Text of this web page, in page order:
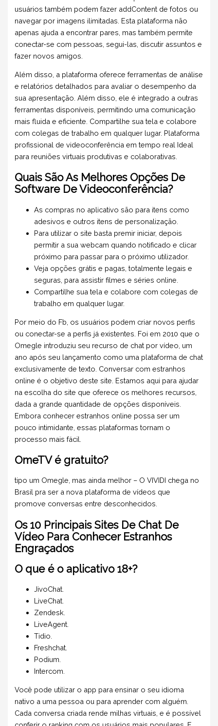
usuários também podem fazer addContent de fotos ou
navegar por imagens ilimitadas. Esta plataforma não
apenas ajuda a encontrar pares, mas também permite
conectar-se com pessoas, segui-las, discutir assuntos e
fazer novos amigos.
Além disso, a plataforma oferece ferramentas de análise
e relatórios detalhados para avaliar o desempenho da
sua apresentação. Além disso, ele é integrado a outras
ferramentas disponíveis, permitindo uma comunicação
mais fluida e eficiente. Compartilhe sua tela e colabore
com colegas de trabalho em qualquer lugar. Plataforma
profissional de videoconferência em tempo real Ideal
para reuniões virtuais produtivas e colaborativas.
Quais São As Melhores Opções De
Software De Videoconferência?
As compras no aplicativo são para itens como
adesivos e outros itens de personalização.
Para utilizar o site basta premir iniciar, depois
permitir a sua webcam quando notificado e clicar
próximo para passar para o próximo utilizador.
Veja opções grátis e pagas, totalmente legais e
seguras, para assistir filmes e séries online.
Compartilhe sua tela e colabore com colegas de
trabalho em qualquer lugar.
Por meio do Fb, os usuários podem criar novos perfis
ou conectar-se a perfis já existentes. Foi em 2010 que o
Omegle introduziu seu recurso de chat por vídeo, um
ano após seu lançamento como uma plataforma de chat
exclusivamente de texto. Conversar com estranhos
online é o objetivo deste site. Estamos aqui para ajudar
na escolha do site que oferece os melhores recursos,
dada a grande quantidade de opções disponíveis.
Embora conhecer estranhos online possa ser um
pouco intimidante, essas plataformas tornam o
processo mais fácil.
OmeTV é gratuito?
tipo um Omegle, mas ainda melhor – O VIVIDI chega no
Brasil pra ser a nova plataforma de vídeos que
promove conversas entre desconhecidos.
Os 10 Principais Sites De Chat De
Vídeo Para Conhecer Estranhos
Engraçados
O que é o aplicativo 18+?
JivoChat.
LiveChat.
Zendesk.
LiveAgent.
Tidio.
Freshchat.
Podium.
Intercom.
Você pode utilizar o app para ensinar o seu idioma
nativo a uma pessoa ou para aprender com alguém.
Cada conversa criada rende milhas virtuais, e é possível